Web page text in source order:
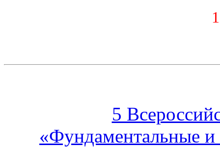
5
«Фундаментальные